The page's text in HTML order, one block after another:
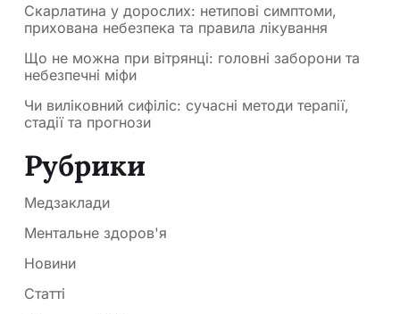
Скарлатина у дорослих: нетипові симптоми,
прихована небезпека та правила лікування
Що не можна при вітрянці: головні заборони та
небезпечні міфи
Чи виліковний сифіліс: сучасні методи терапії,
стадії та прогнози
Рубрики
Медзаклади
Ментальне здоров'я
Новини
Статті